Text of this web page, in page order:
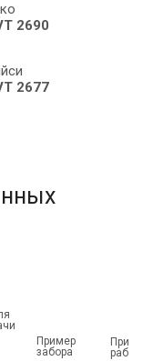
2690
2677
Пример
забора